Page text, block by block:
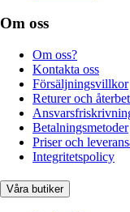
Om oss
Om oss?
Kontakta oss
Försäljningsvillkor
Returer och
Betalningsmetoder
Priser och
Integritetspolicy
Våra butiker